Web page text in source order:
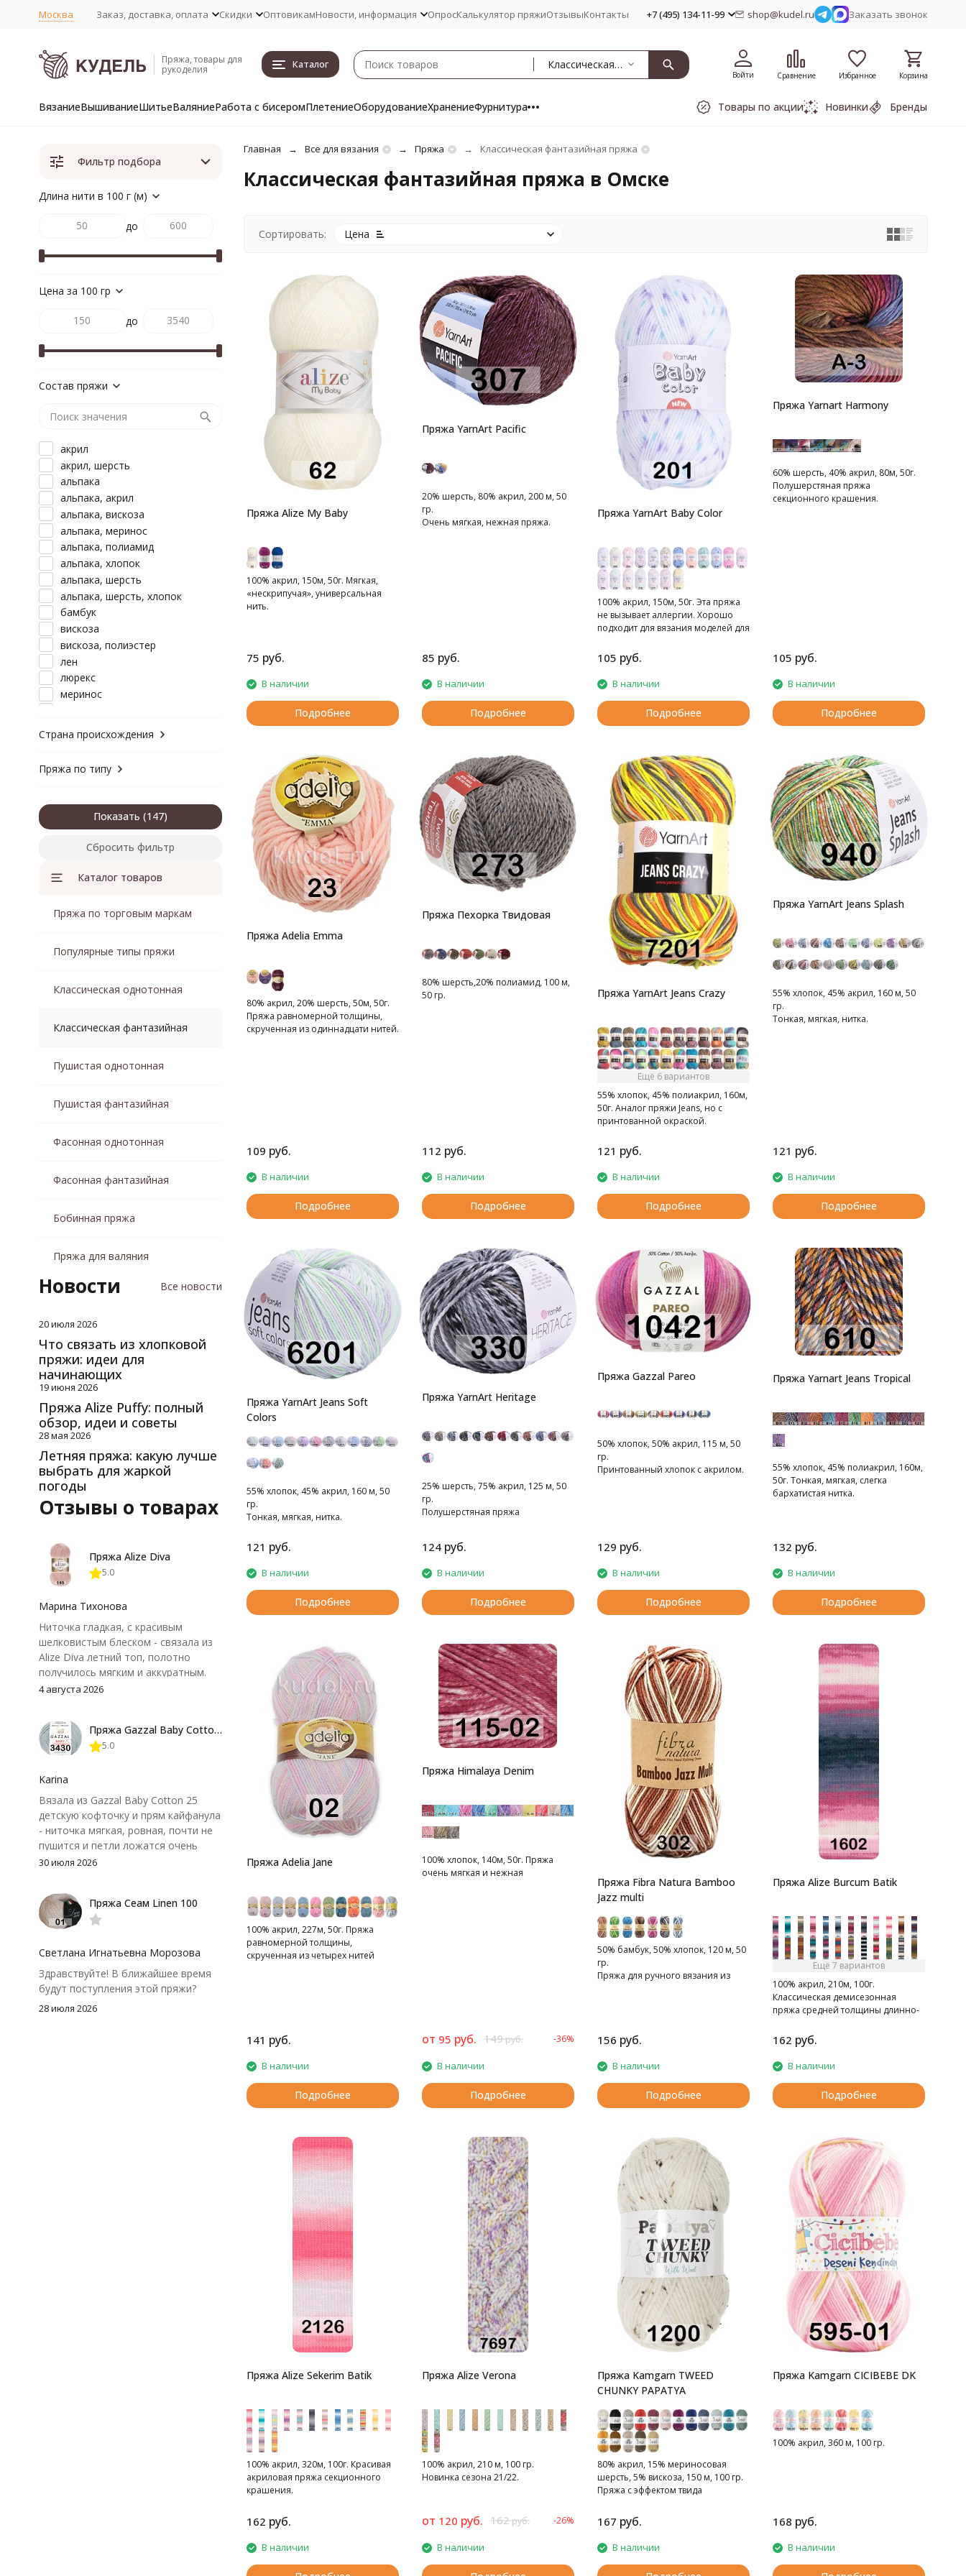
Москва Заказ, доставка, оплата Скидки ОптовикамНовости, информация ОпросКалькулятор пряжиОтзывыКонтакты +7 (495) 134-11-99 shop@kudel.ru Заказать звонок
Пряжа, товары для
рукоделия
Каталог Классическая фантазийная
Войти Сравнение Избранное Корзина
ВязаниеВышиваниеШитьеВаляниеРабота с бисеромПлетениеОборудованиеХранениеФурнитура Товары по акции Новинки Бренды
Главная Все для вязания Пряжа Классическая фантазийная пряжа
Классическая фантазийная пряжа в Омске
Сортировать: Цена
Пряжа Alize My Baby
100% акрил, 150м, 50г. Мягкая,
«нескрипучая», универсальная
нить.
75 руб.
В наличии
Подробнее
Пряжа YarnArt Pacific
20% шерсть, 80% акрил, 200 м, 50
гр.
Очень мягкая, нежная пряжа.
85 руб.
В наличии
Подробнее
Пряжа YarnArt Baby Color
100% акрил, 150м, 50г. Эта пряжа
не вызывает аллергии. Хорошо
подходит для вязания моделей для
105 руб.
В наличии
Подробнее
Пряжа Yarnart Harmony
60% шерсть, 40% акрил, 80м, 50г.
Полушерстяная пряжа
секционного крашения.
105 руб.
В наличии
Подробнее
Пряжа Adelia Emma
80% акрил, 20% шерсть, 50м, 50г.
Пряжа равномерной толщины,
скрученная из одиннадцати нитей.
109 руб.
В наличии
Подробнее
Пряжа Пехорка Твидовая
80% шерсть,20% полиамид, 100 м,
50 гр.
112 руб.
В наличии
Подробнее
Пряжа YarnArt Jeans Crazy
Ещё 6 вариантов
55% хлопок, 45% полиакрил, 160м,
50г. Аналог пряжи Jeans, но с
принтованной окраской.
121 руб.
В наличии
Подробнее
Пряжа YarnArt Jeans Splash
55% хлопок, 45% акрил, 160 м, 50
гр.
Тонкая, мягкая, нитка.
121 руб.
В наличии
Подробнее
Пряжа YarnArt Jeans Soft
Colors
55% хлопок, 45% акрил, 160 м, 50
гр.
Тонкая, мягкая, нитка.
121 руб.
В наличии
Подробнее
Пряжа YarnArt Heritage
25% шерсть, 75% акрил, 125 м, 50
гр.
Полушерстяная пряжа
124 руб.
В наличии
Подробнее
Пряжа Gazzal Pareo
50% хлопок, 50% акрил, 115 м, 50
гр.
Принтованный хлопок с акрилом.
129 руб.
В наличии
Подробнее
Пряжа Yarnart Jeans Tropical
55% хлопок, 45% полиакрил, 160м,
50г. Тонкая, мягкая, слегка
бархатистая нитка.
132 руб.
В наличии
Подробнее
Пряжа Adelia Jane
100% акрил, 227м, 50г. Пряжа
равномерной толщины,
скрученная из четырех нитей
141 руб.
В наличии
Подробнее
Пряжа Himalaya Denim
100% хлопок, 140м, 50г. Пряжа
очень мягкая и нежная
от 95 руб. 149руб. -36%
В наличии
Подробнее
Пряжа Fibra Natura Bamboo
Jazz multi
50% бамбук, 50% хлопок, 120 м, 50
гр.
Пряжа для ручного вязания из
156 руб.
В наличии
Подробнее
Пряжа Alize Burcum Batik
Ещё 7 вариантов
100% акрил, 210м, 100г.
Классическая демисезонная
пряжа средней толщины длинно-
162 руб.
В наличии
Подробнее
Пряжа Alize Sekerim Batik
100% акрил, 320м, 100г. Красивая
акриловая пряжа секционного
крашения.
162 руб.
В наличии
Пряжа Alize Verona
100% акрил, 210 м, 100 гр.
Новинка сезона 21/22.
от 120 руб. 162руб. -26%
В наличии
Пряжа Kamgarn TWEED
CHUNKY PAPATYA
80% акрил, 15% мериносовая
шерсть, 5% вискоза, 150 м, 100 гр.
Пряжа с эффектом твида
167 руб.
В наличии
Пряжа Kamgarn CICIBEBE DK
100% акрил, 360 м, 100 гр.
168 руб.
В наличии
Фильтр подбора
Длина нити в 100 г (м)
до
Цена за 100 гр
до
Состав пряжи
акрил
акрил, шерсть
альпака
альпака, акрил
альпака, вискоза
альпака, меринос
альпака, полиамид
альпака, хлопок
альпака, шерсть
альпака, шерсть, хлопок
бамбук
вискоза
вискоза, полиэстер
лен
люрекс
меринос
полиэстер
хлопок, акрил
хлопок, вискоза
хлопок, лен
хлопок, полиамид
хлопок, полиэстер
хлопок, шелк
шерсть, акрил
шерсть, альпака
шерсть, полиамид
шерсть, хлопок
Страна происхождения
Пряжа по типу
Показать
Сбросить фильтр
Каталог товаров
Пряжа по торговым маркам
Популярные типы пряжи
Классическая однотонная
Классическая фантазийная
Пушистая однотонная
Пушистая фантазийная
Фасонная однотонная
Фасонная фантазийная
Бобинная пряжа
Пряжа для валяния
Новости Все новости
20 июля 2026
Что связать из хлопковой
пряжи: идеи для
начинающих
19 июня 2026
Пряжа Alize Puffy: полный
обзор, идеи и советы
28 мая 2026
Летняя пряжа: какую лучше
выбрать для жаркой
погоды
Отзывы о товарах
Пряжа Alize Diva
5.0
Марина Тихонова
Ниточка гладкая, с красивым
шелковистым блеском - связала из
Alize Diva летний топ, полотно
получилось мягким и аккуратным.
Петли хорошо видны, вяжется
нюанс - пряжа немного скользит и
иногда расслаивается, пришлось
крючок поудобнее.
4 августа 2026
Пряжа Gazzal Baby Cotton 25
5.0
Karina
Вязала из Gazzal Baby Cotton 25
детскую кофточку и прям кайфанула
- ниточка мягкая, ровная, почти не
пушится и петли ложатся очень
аккуратно. После стирки полотно
потеряло, цвет тоже не стал
тусклее. Единственный нюанс -
моточки маленькие, расход лучше
чуть-чуть не хватило))
30 июля 2026
Пряжа Сеам Linen 100
Светлана Игнатьевна Морозова
Здравствуйте! В ближайшее время
будут поступления этой пряжи?
28 июля 2026